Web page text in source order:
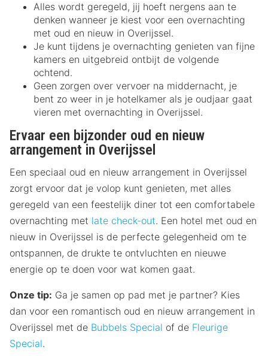
Alles wordt geregeld, jij hoeft nergens aan te
denken wanneer je kiest voor een overnachting
met oud en nieuw in Overijssel.
Je kunt tijdens je overnachting genieten van fijne
kamers en uitgebreid ontbijt de volgende
ochtend.
Geen zorgen over vervoer na middernacht, je
bent zo weer in je hotelkamer als je oudjaar gaat
vieren met overnachting in Overijssel.
Ervaar een bijzonder oud en nieuw
arrangement in Overijssel
Een speciaal oud en nieuw arrangement in Overijssel
zorgt ervoor dat je volop kunt genieten, met alles
geregeld van een feestelijk diner tot een comfortabele
overnachting met late check-out. Een hotel met oud en
nieuw in Overijssel is de perfecte gelegenheid om te
ontspannen, de drukte te ontvluchten en nieuwe
energie op te doen voor wat komen gaat.
Onze tip: Ga je samen op pad met je partner? Kies
dan voor een romantisch oud en nieuw arrangement in
Overijssel met de Bubbels Special of de Fleurige
Special.